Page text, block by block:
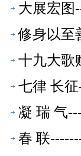
大展宏图
修身以至
十九大歌
七律 长
凝 瑞 气
春 联